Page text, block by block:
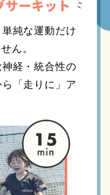
純な運動だけ
ん。
経・統合性の
「走りに」ア